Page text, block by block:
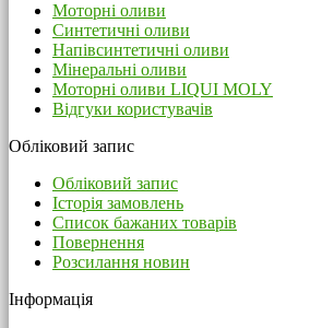
Моторні оливи
Синтетичні оливи
Напівсинтетичні оливи
Мінеральні оливи
Моторні оливи LIQUI MOLY
Відгуки користувачів
Обліковий запис
Обліковий запис
Історія замовлень
Список бажаних товарів
Повернення
Розсилання новин
Інформація